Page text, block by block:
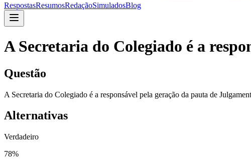
RespostasResumosRedaçãoSimuladosBlog
A Secretaria do Colegiado é a
Questão
A Secretaria do Colegiado é a responsável pela geração da pauta de
Alternativas
Verdadeiro
78%